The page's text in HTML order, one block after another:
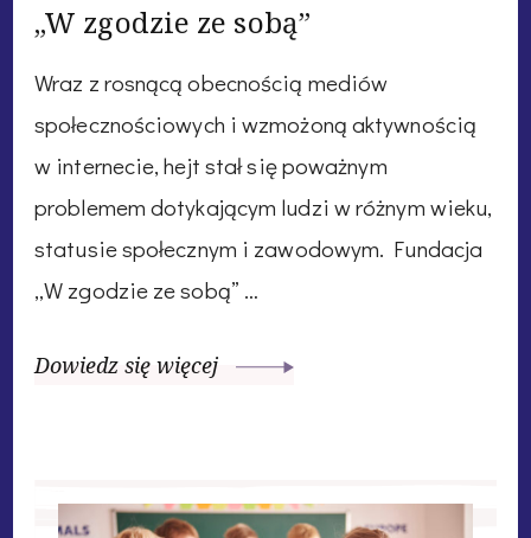
„W zgodzie ze sobą”
Wraz z rosnącą obecnością mediów
społecznościowych i wzmożoną aktywnością
w internecie, hejt stał się poważnym
problemem dotykającym ludzi w różnym wieku,
statusie społecznym i zawodowym. Fundacja
„W zgodzie ze sobą” …
Dowiedz się więcej